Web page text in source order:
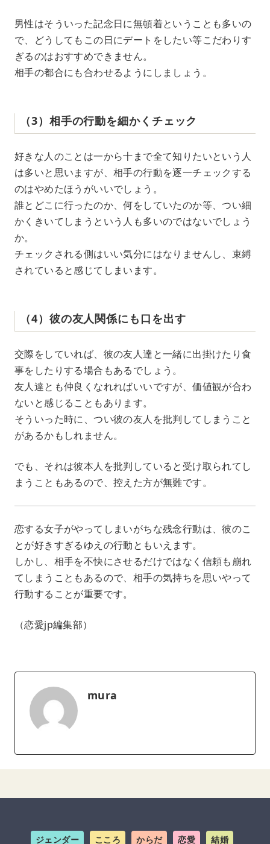
男性はそういった記念日に無頓着ということも多いの
で、どうしてもこの日にデートをしたい等こだわりす
ぎるのはおすすめできません。
相手の都合にも合わせるようにしましょう。
（3）相手の行動を細かくチェック
好きな人のことは一から十まで全て知りたいという人
は多いと思いますが、相手の行動を逐一チェックする
のはやめたほうがいいでしょう。
誰とどこに行ったのか、何をしていたのか等、つい細
かくきいてしまうという人も多いのではないでしょう
か。
チェックされる側はいい気分にはなりませんし、束縛
されていると感じてしまいます。
（4）彼の友人関係にも口を出す
交際をしていれば、彼の友人達と一緒に出掛けたり食
事をしたりする場合もあるでしょう。
友人達とも仲良くなれればいいですが、価値観が合わ
ないと感じることもあります。
そういった時に、つい彼の友人を批判してしまうこと
があるかもしれません。
でも、それは彼本人を批判していると受け取られてし
まうこともあるので、控えた方が無難です。
恋する女子がやってしまいがちな残念行動は、彼のこ
とが好きすぎるゆえの行動ともいえます。
しかし、相手を不快にさせるだけではなく信頼も崩れ
てしまうこともあるので、相手の気持ちを思いやって
行動することが重要です。
（恋愛jp編集部）
mura
ジェンダー こころ からだ 恋愛 結婚